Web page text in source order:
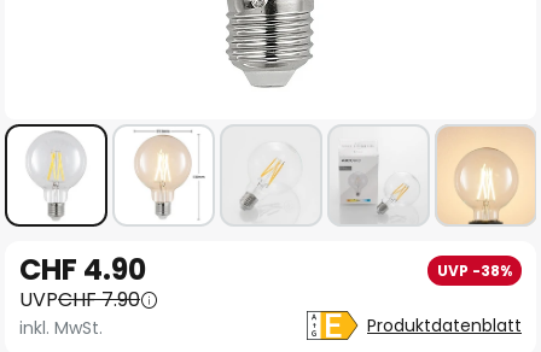
Anfang
der
Bildgalerie
CHF 4.90 UVP -38%
UVPCHF 7.90
inkl. MwSt. Produktdatenblatt